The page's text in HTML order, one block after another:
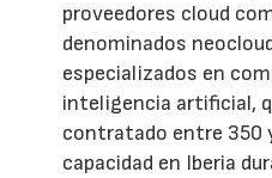
proveedores cloud
denominados
especializados en
inteligencia artificial,
contratado entre 350
capacidad en Iberia